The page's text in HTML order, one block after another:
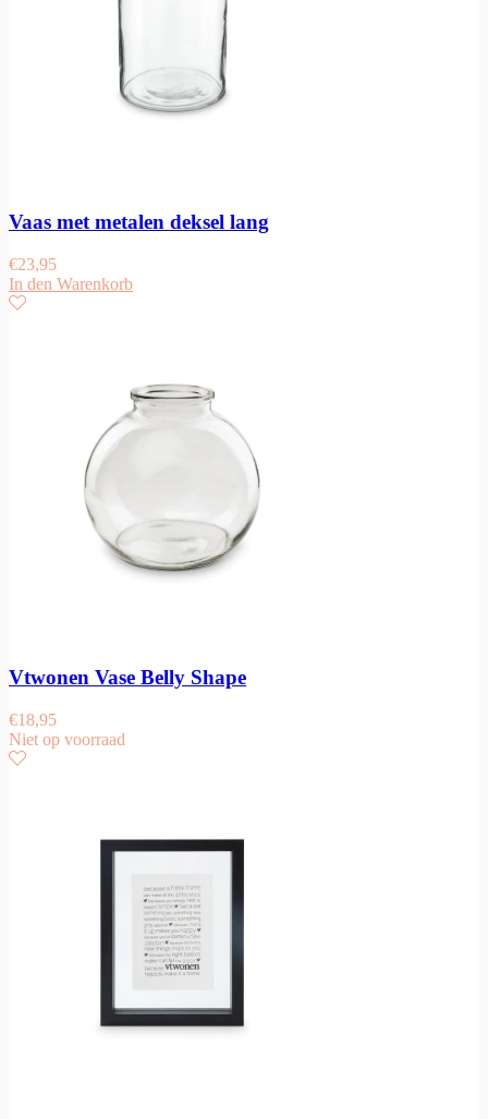
Vaas met metalen deksel lang
€23,95
In den Warenkorb
Vtwonen Vase Belly Shape
€18,95
Niet op voorraad